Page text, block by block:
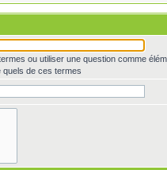
ou utiliser une question comme
quels de ces termes